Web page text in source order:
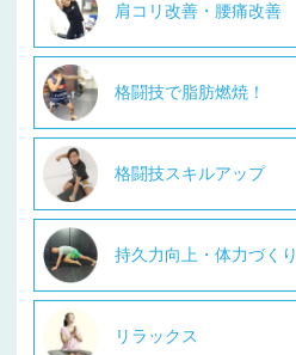
肩コリ改善・腰痛改善
格闘技で脂肪燃焼！
格闘技スキルアップ
持久力向上・体力づくり
リラックス